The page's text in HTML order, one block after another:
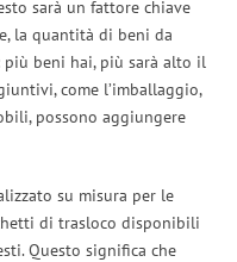
sarà un fattore chiave
la quantità di beni da
beni hai, più sarà alto il
come l’imballaggio,
possono aggiungere
su misura per le
di trasloco disponibili
Questo significa che